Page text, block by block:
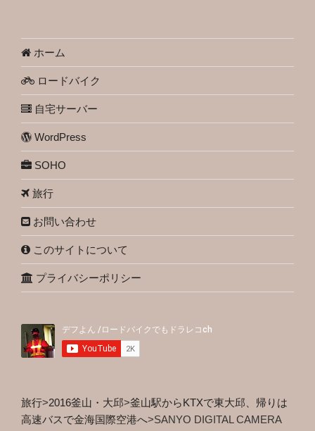
ホーム
ロードバイク
自宅サーバー
WordPress
SOHO
旅行
お問い合わせ
このサイトについて
プライバシーポリシー
旅行>2016釜山・大邱>釜山駅からKTXで東大邱、帰りは
高速バスで金海国際空港へ>SANYO DIGITAL CAMERA